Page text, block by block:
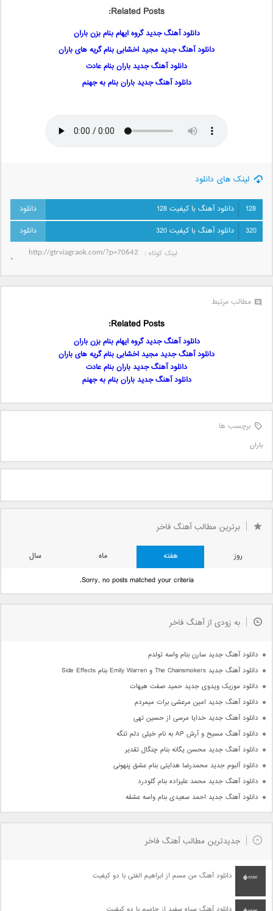
Related Posts:
دانلود آهنگ جدید گروه ایهام بنام بزن باران
دانلود آهنگ جدید مجید اخشابی بنام گریه های باران
دانلود آهنگ جدید باران بنام عادت
دانلود آهنگ جدید باران بنام به جهنم
لینک های دانلود
128
دانلود آهنگ با کیفیت 128
320
دانلود آهنگ با کیفیت 320
لینک کوتاه‌ :
مطالب مرتبط
Related Posts:
دانلود آهنگ جدید گروه ایهام بنام بزن باران
دانلود آهنگ جدید مجید اخشابی بنام گریه های باران
دانلود آهنگ جدید باران بنام عادت
دانلود آهنگ جدید باران بنام به جهنم
برچسب ها
باران
برترین مطالب آهنگ فاخر
روز هفته ماه
سال
Sorry, no posts matched your criteria.
به زودی از آهنگ فاخر
دانلود آهنگ جدید سارن بنام واسه تولدم
دانلود آهنگ جدید The Chainsmokers و Emily Warren بنام Side Effects
دانلود موزیک ویدوی جدید حمید صفت هیهات
دانلود آهنگ جدید امین مرعشی برات میمردم
دانلود آهنگ جدید خدایا مرسی از حسین تهی
دانلود آهنگ مسیح و آرش AP به نام خیلی دلم تنگه
دانلود آهنگ جدید محسن یگانه بنام چنگال تقدیر
دانلود آلبوم جدید محمدرضا هدایتی بنام عشق پنهونی
دانلود آهنگ جدید محمد علیزاده بنام گلودرد
دانلود آهنگ جدید احمد سعیدی بنام واسه عشقه
جدیدترین مطالب آهنگ فاخر
دانلود آهنگ من مسم از ابراهیم الفتی با دو کیفیت